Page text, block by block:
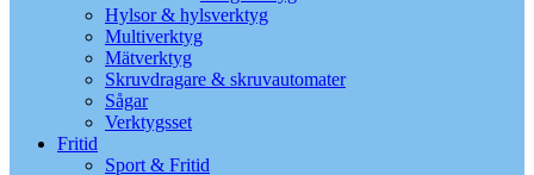
Hylsor & hylsverktyg
Multiverktyg
Mätverktyg
Skruvdragare & skruvautomater
Sågar
Verktygsset
Fritid
Sport & Fritid